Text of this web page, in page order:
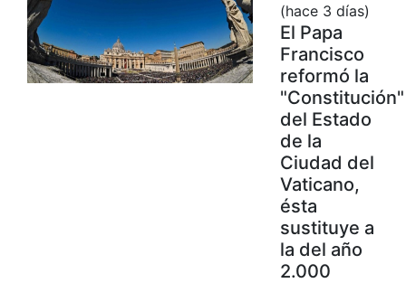
(hace 3 días)
El Papa
Francisco
reformó la
"Constitución"
del Estado
de la
Ciudad del
Vaticano,
ésta
sustituye a
la del año
2.000